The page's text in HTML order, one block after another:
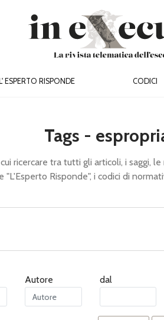
L' ESPERTO RISPONDE CODICI
Tags -
ricercare tra tutti gli articoli, i saggi,
"L'Esperto Risponde", i codici di
Autore dal